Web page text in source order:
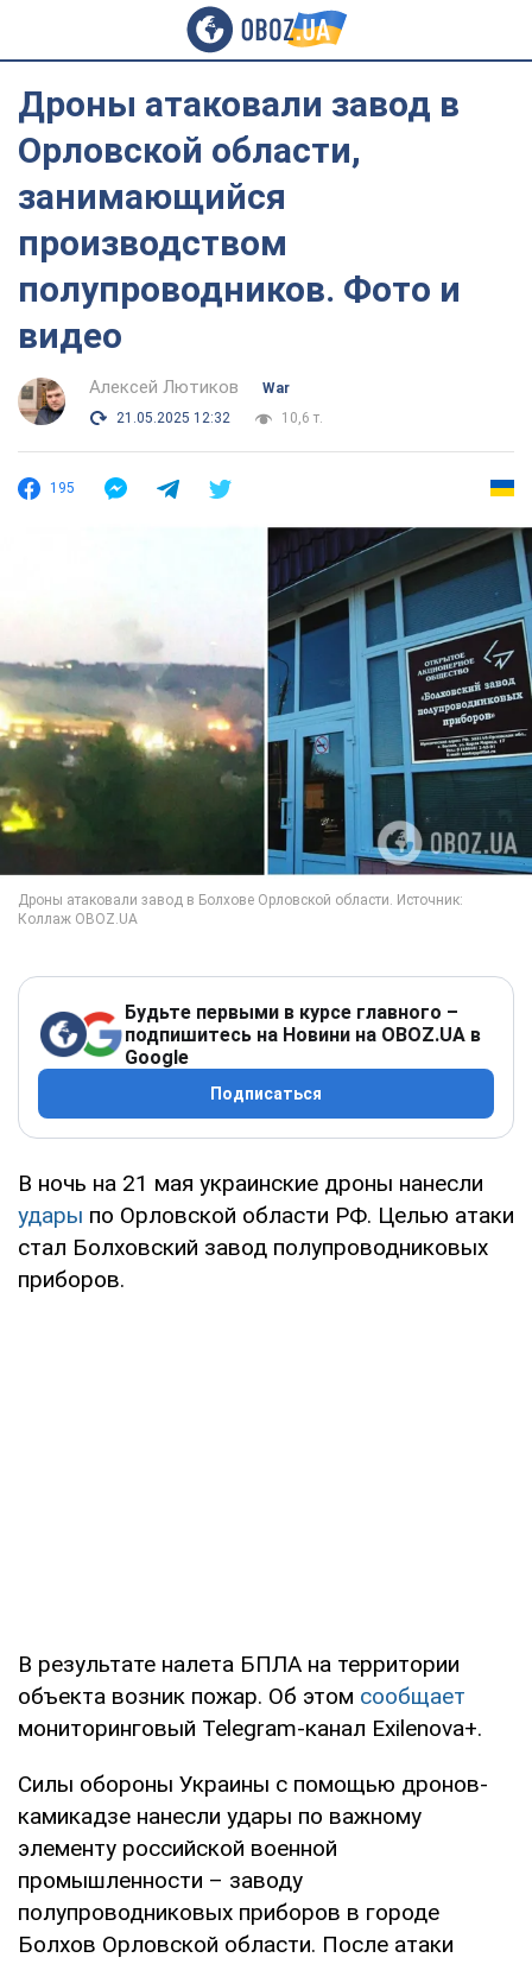
Дроны атаковали завод в
Орловской области,
занимающийся
производством
полупроводников. Фото и
видео
Алексей Лютиков
War
21.05.2025 12:32
10,6 т.
195
Будьте первыми в курсе главного –
подпишитесь на Новини на OBOZ.UA в
Google
Подписаться
В ночь на 21 мая украинские дроны нанесли
удары по Орловской области РФ. Целью атаки
стал Болховский завод полупроводниковых
приборов.
В результате налета БПЛА на территории
объекта возник пожар. Об этом сообщает
мониторинговый Telegram-канал Exilenova+.
Силы обороны Украины с помощью дронов-
камикадзе нанесли удары по важному
элементу российской военной
промышленности – заводу
полупроводниковых приборов в городе
Болхов Орловской области. После атаки